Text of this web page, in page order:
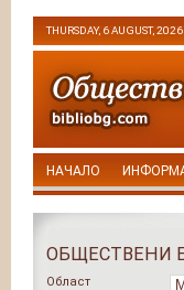
THURSDAY, 6 AUGUST, 2026
НАЧАЛО
ОБЩЕСТВЕНИ
Област